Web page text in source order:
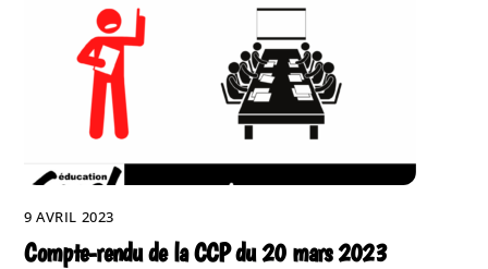
9 AVRIL 2023
Compte-rendu de la CCP du 20 mars 2023